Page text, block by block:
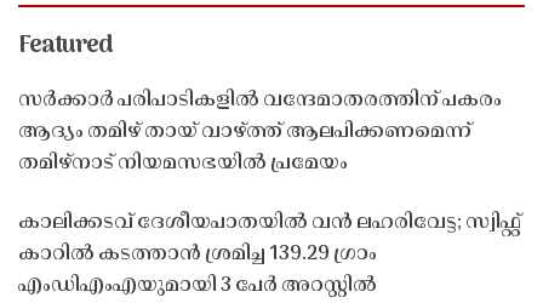
Featured
സർക്കാർ പരിപാടികളിൽ വന്ദേമാതരത്തിന് പകരം
ആദ്യം തമിഴ് തായ് വാഴ്ത്ത് ആലപിക്കണമെന്ന്
തമിഴ്നാട് നിയമസഭയിൽ പ്രമേയം
കാലിക്കടവ് ദേശീയപാതയിൽ വൻ ലഹരിവേട്ട; സ്വിഫ്റ്റ്
കാറിൽ കടത്താൻ ശ്രമിച്ച 139.29 ഗ്രാം
എംഡിഎംഎയുമായി 3 പേർ അറസ്റ്റിൽ